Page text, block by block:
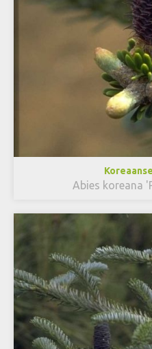
Abies koreana